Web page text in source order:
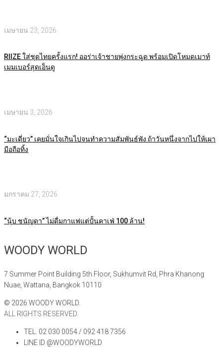
เมษายน 23, 2026
RIIZE ใส่ชุดไทยครั้งแรก! ออร่าเจ้าชายพุ่งกระฉูด พร้อมเปิดโหมดเมาท์
เมมเบอร์สุดเอ็นดู
เมษายน 3, 2026
“มะเดี่ยว” เคยมั่นใจเกินไปจนทำความสัมพันธ์พัง ถ้าวันหนึ่งจากไปให้เผา
มือถือทิ้ง
มกราคม 27, 2026
“นุ้บ ชนัญดา” ไม่ดื่มกาแฟแต่ปั้นคาเฟ่ 100 ล้าน!
WOODY WORLD
7 Summer Point Building 5th Floor, Sukhumvit Rd, Phra Khanong
Nuae, Wattana, Bangkok 10110
© 2026 WOODY WORLD.
ALL RIGHTS RESERVED.
TEL. 02 030 0054 / 092 418 7356
LINE ID @WOODYWORLD